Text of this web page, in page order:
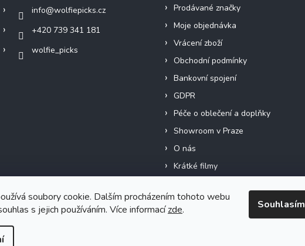
soubory cookie. Dalším procházením tohoto webu
s jejich používáním. Více informacízde. Souhlasím
info@wolfiepicks.cz
+420 739 341 181
wolfie_picks
Prodávané značky
Moje objednávka
Vrácení zboží
Obchodní podmínky
Bankovní spojení
GDPR
Péče o oblečení a doplňky
Showroom v Praze
O nás
Krátké filmy